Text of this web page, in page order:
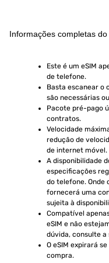
Informações completas
Este é um eSIM
de telefone.
Basta escanear o
são necessárias
Pacote pré-pago
contratos.
Velocidade
redução de
de internet móvel.
A disponibilidade
especificações
do telefone. Onde
fornecerá uma
sujeita à
Compatível
eSIM e não
dúvida, consulte
O eSIM expirará
compra.